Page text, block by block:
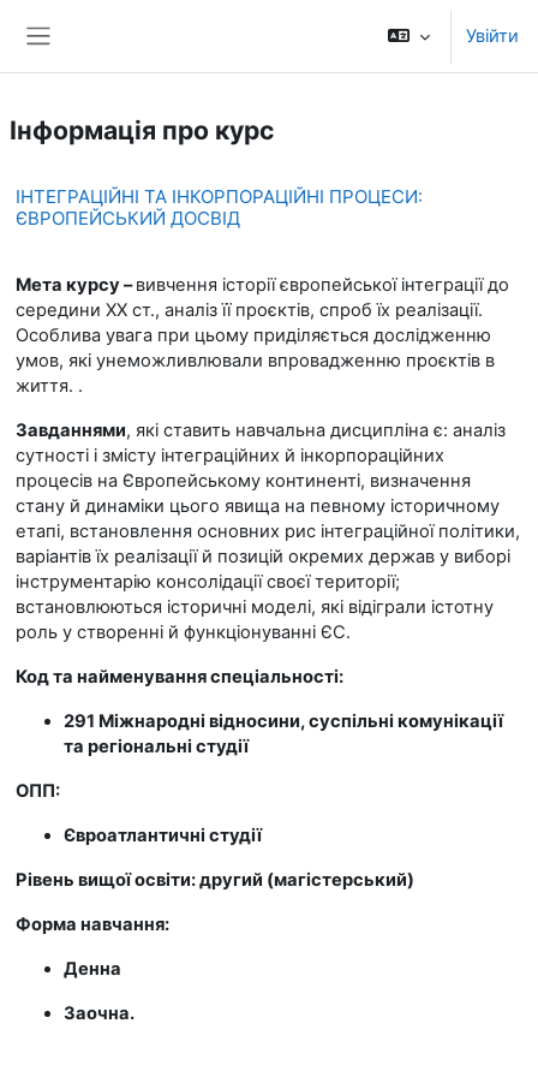
Увійти
Інформація про курс
ІНТЕГРАЦІЙНІ ТА ІНКОРПОРАЦІЙНІ ПРОЦЕСИ:
ЄВРОПЕЙСЬКИЙ ДОСВІД
Мета курсу –вивчення історії європейської інтеграції до
середини ХХ ст., аналіз її проєктів, спроб їх реалізації.
Особлива увага при цьому приділяється дослідженню
умов, які унеможливлювали впровадженню проєктів в
життя. .
Завданнями, які ставить навчальна дисципліна є: аналіз
сутності і змісту інтеграційних й інкорпораційних
процесів на Європейському континенті, визначення
стану й динаміки цього явища на певному історичному
етапі, встановлення основних рис інтеграційної політики,
варіантів їх реалізації й позицій окремих держав у виборі
інструментарію консолідації своєї території;
встановлюються історичні моделі, які відіграли істотну
роль у створенні й функціонуванні ЄС.
Код та найменування спеціальності:
291 Міжнародні відносини, суспільні комунікації
та регіональні студії
ОПП:
Євроатлантичні студії
Рівень вищої освіти: другий (магістерський)
Форма навчання:
Денна
Заочна.